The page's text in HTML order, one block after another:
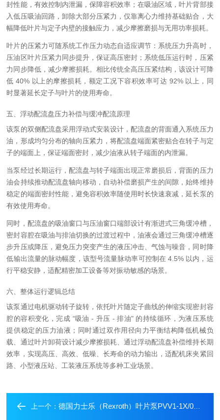
封性能，有效控制内泄漏，保障容积效率；在吸油区域，叶片背部接
入低压吸油回路，卸除大部分压紧力，仅靠离心力维持基础贴合，大
幅降低叶片与定子内壁的接触应力，减少摩擦磨损与无用功率损耗。
叶片的压紧力可随系统工作压力动态自适应调节：系统压力升高时，
压油区叶片压紧力同步提升，保证高压密封；系统低压运行时，压紧
力同步降低，减少摩擦损耗。相比传统全高压压紧结构，该设计可降
低 40% 以上的摩擦损耗，额定工况下容积效率可达 92% 以上，同
时显著延长定子与叶片的使用寿命。
五、浮动配流盘压力补偿与缓冲配流原理
该泵的双侧配流盘采用浮动式安装设计，配流盘的背面通入系统压力
油，形成均匀分布的轴向压紧力，将配流盘端面紧密贴合在转子与定
子的端面上，保证端面密封，减少油液从转子端面的内泄漏。
当泵经过长期运行，配流盘与转子端面出现正常磨损后，背面的压力
油会持续推动配流盘轴向移动，自动补偿磨损产生的间隙，始终维持
稳定的端面密封性能，避免容积效率随使用时长快速衰减，延长泵的
有效使用寿命。
同时，配流盘的吸油窗口与压油窗口端部设计有渐进式三角缓冲槽，
密封容腔在吸油与排油切换的过渡过程中，油液会通过三角缓冲槽逐
步升压或降压，避免压力突变产生的液压冲击、气蚀与噪音，同时降
低输出流量的脉动幅度，该型号流量脉动率可控制在 4.5% 以内，运
行平稳安静，适配精密加工设备等对振动敏感的场景。
六、整体运行逻辑总结
该泵通过电机驱动转子旋转，依托叶片随定子曲线的伸缩实现密封容
腔的容积变化，完成 “吸油 - 升压 - 排油" 的持续循环，为液压系统
提供稳定的压力油液；同时通过双作用径向力平衡结构降低机械负
载、通过叶片卸荷设计减少摩擦损耗、通过浮动配流盘补偿维持长期
效率，实现高压、高效、低噪、长寿命的动力输出，适配机床夹紧回
路、小型液压站、工装液压系统等多种工业场景。
上一个：德国力士乐（Rexroth）叶片泵PVV1-1X/018LA15DMB的使用方法